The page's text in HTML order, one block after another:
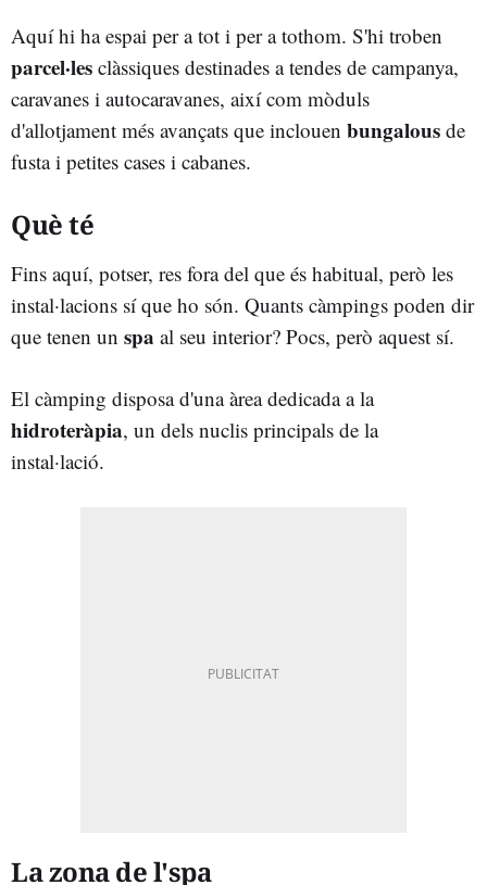
Aquí hi ha espai per a tot i per a tothom. S'hi troben
parcel·les clàssiques destinades a tendes de campanya,
caravanes i autocaravanes, així com mòduls
d'allotjament més avançats que inclouen bungalous de
fusta i petites cases i cabanes.
Què té
Fins aquí, potser, res fora del que és habitual, però les
instal·lacions sí que ho són. Quants càmpings poden dir
que tenen un spa al seu interior? Pocs, però aquest sí.
El càmping disposa d'una àrea dedicada a la
hidroteràpia, un dels nuclis principals de la
instal·lació.
La zona de l'spa